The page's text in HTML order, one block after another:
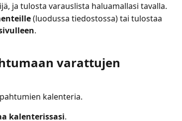
ja tulosta varauslista haluamallasi tavalla.
(luodussa tiedostossa) tai tulostaa
.
varattujen
kalenteria.
kalenterissasi.